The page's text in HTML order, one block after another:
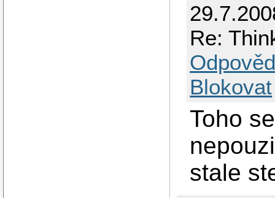
Re:
Blokovat
Toho
stale